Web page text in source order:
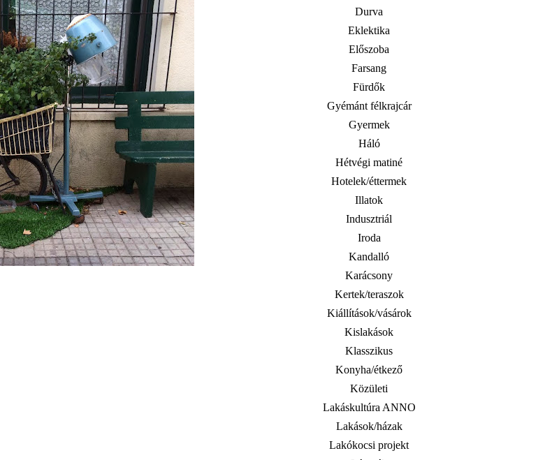
Durva
Eklektika
Előszoba
Farsang
Fürdők
Gyémánt félkrajcár
Gyermek
Háló
Hétvégi matiné
Hotelek/éttermek
Illatok
Indusztriál
Iroda
Kandalló
Karácsony
Kertek/teraszok
Kiállítások/vásárok
Kislakások
Klasszikus
Konyha/étkező
Közületi
Lakáskultúra ANNO
Lakások/házak
Lakókocsi projekt